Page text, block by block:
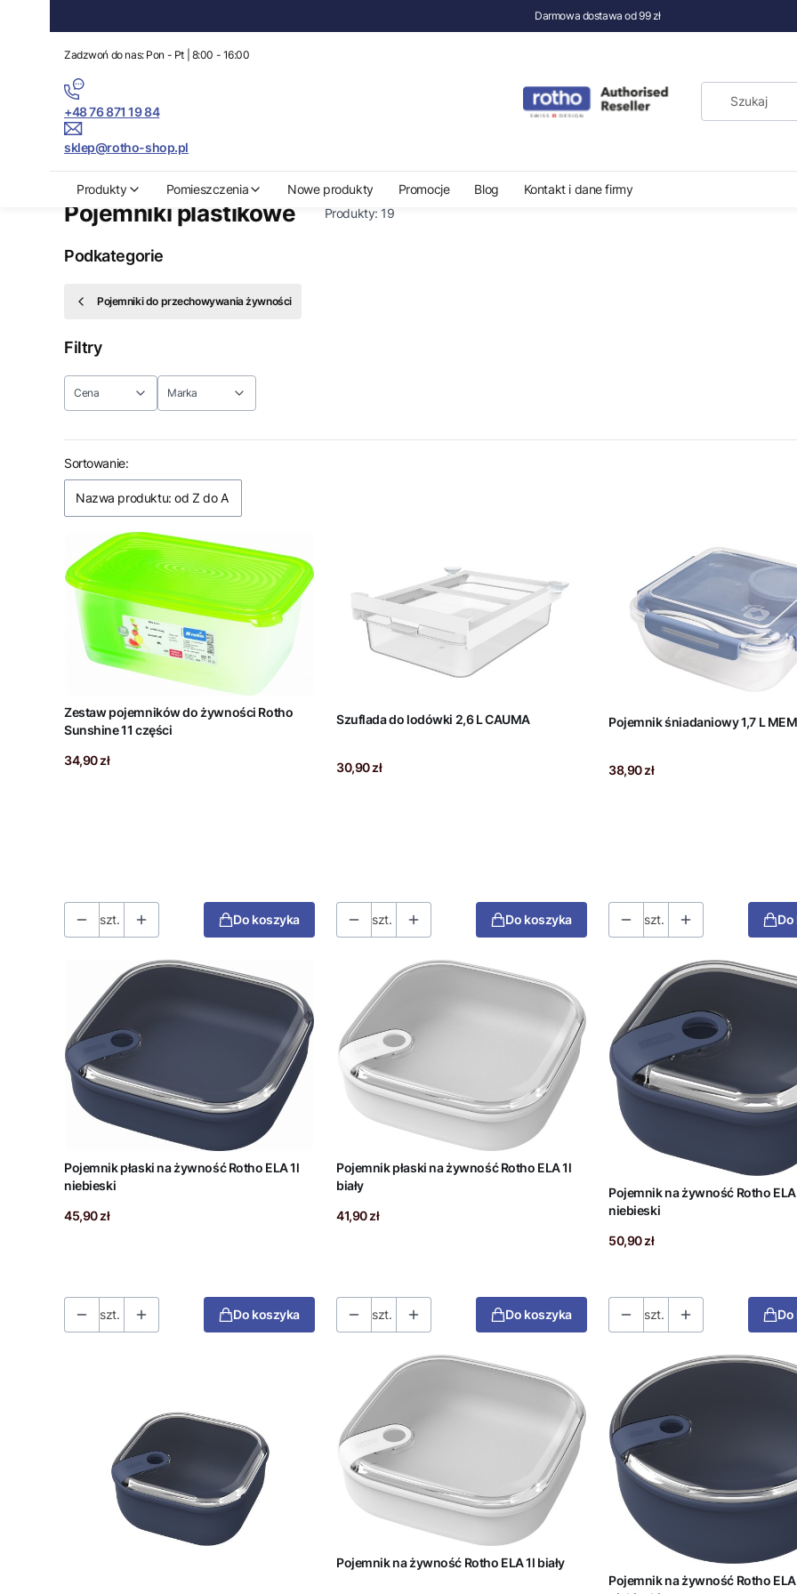
Darmowa dostawa od 99 zł
Zadzwoń do nas: Pon - Pt | 8:00 - 16:00
+48 76 871 19 84
sklep@rotho-shop.pl
Produkty Pomieszczenia Nowe produkty Promocje Blog Kontakt i dane firmy
Pojemniki plastikowe Produkty:19
Podkategorie
Pojemniki do przechowywania żywności
Filtry
Cena Marka
Lista produktów
Sortowanie:
Nazwa produktu: od Z do A
Zestaw pojemników do żywności Rotho
Sunshine 11 części
Cena
34,90 zł
szt. Do koszyka
Szuflada do lodówki 2,6 L CAUMA
Cena
30,90 zł
szt. Do koszyka
Pojemnik śniadaniowy 1,7 L
Cena
38,90 zł
szt.
Pojemnik płaski na żywność Rotho ELA 1l
niebieski
Cena
45,90 zł
szt. Do koszyka
Pojemnik płaski na żywność Rotho ELA 1l
biały
Cena
41,90 zł
szt. Do koszyka
Pojemnik na żywność Rotho
niebieski
Cena
50,90 zł
szt.
Pojemnik na żywność Rotho ELA 1l biały
Pojemnik na żywność Rotho ELA